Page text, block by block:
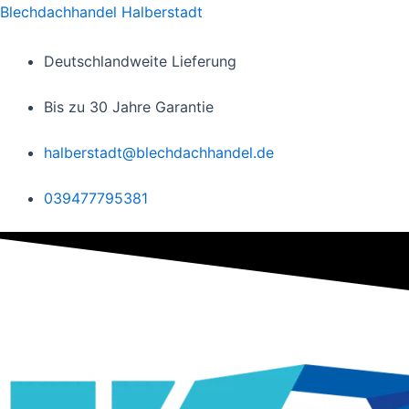
Zum
springen
Blechdachhandel Halberstadt
Deutschlandweite Lieferung
Bis zu 30 Jahre Garantie
halberstadt@blechdachhandel.de
039477795381